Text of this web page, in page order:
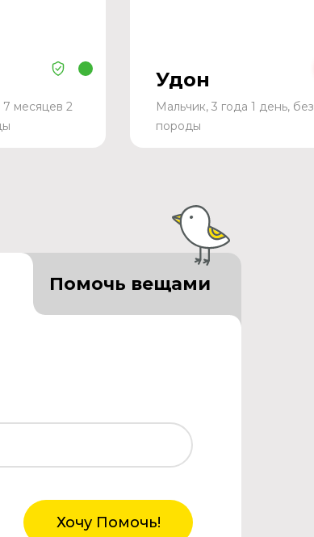
7 месяцев 2
Удон
Мальчик, 3 года 1 день, без
породы
Помочь вещами
Хочу Помочь!